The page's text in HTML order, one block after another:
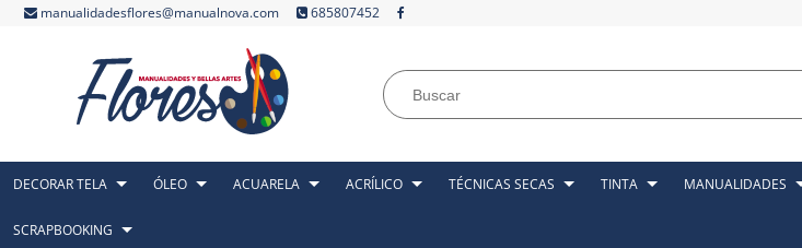
manualidadesflores@manualnova.com 685807452
DECORAR TELA ÓLEO ACUARELA ACRÍLICO TÉCNICAS SECAS TINTA MANUALIDADES
SCRAPBOOKING